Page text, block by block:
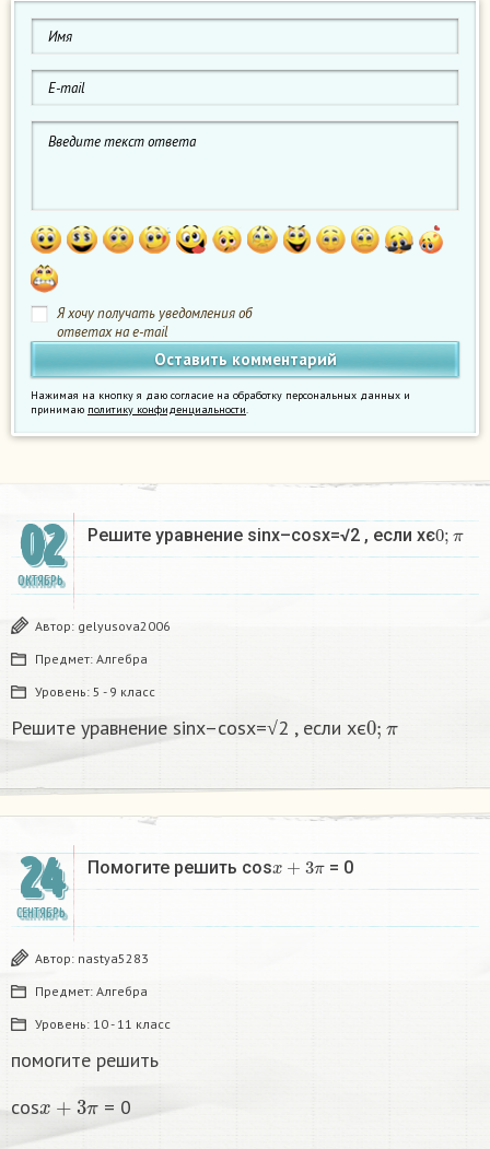
Я хочу получать уведомления об
ответах на e-mail
Нажимая на кнопку я даю согласие на обработку персональных данных и
принимаю политику конфиденциальности.
02
ОКТЯБРЬ
Решите уравнение sinx–cosx=√2 , если хє0 π
Автор: gelyusova2006
Предмет: Алгебра
Уровень: 5 - 9 класс
Решите уравнение sinx–cosx=√2 , если хє0
24
СЕНТЯБРЬ
Помогите решить cosx + 3 π = 0
Автор: nastya5283
Предмет: Алгебра
Уровень: 10 - 11 класс
помогите решить
cos
π = 0